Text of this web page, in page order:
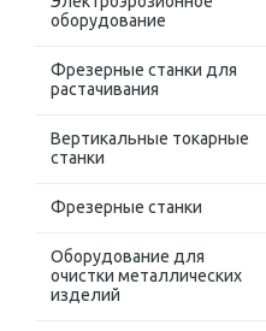
оборудование
Фрезерные станки для
растачивания
Вертикальные токарные
станки
Фрезерные станки
Оборудование для
очистки металлических
изделий